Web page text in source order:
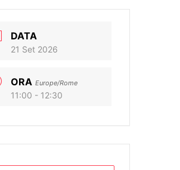
DATA
21 Set 2026
ORA Europe/Rome
11:00 - 12:30